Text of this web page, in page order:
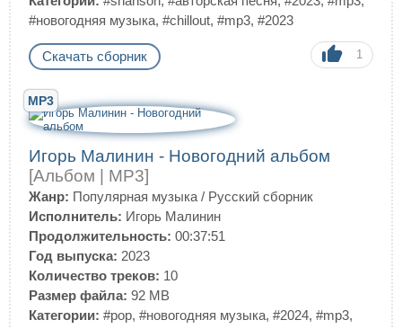
#новогодняя музыка, #chillout, #mp3, #2023
Скачать сборник 1
MP3
Игорь Малинин - Новогодний альбом
[Альбом | MP3]
Жанр: Популярная музыка / Русский сборник
Исполнитель: Игорь Малинин
Продолжительность: 00:37:51
Год выпуска: 2023
Количество треков: 10
Размер файла: 92 MB
Категории: #pop, #новогодняя музыка, #2024, #mp3,